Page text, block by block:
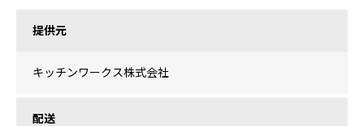
提供元
キッチンワークス株式会社
配送